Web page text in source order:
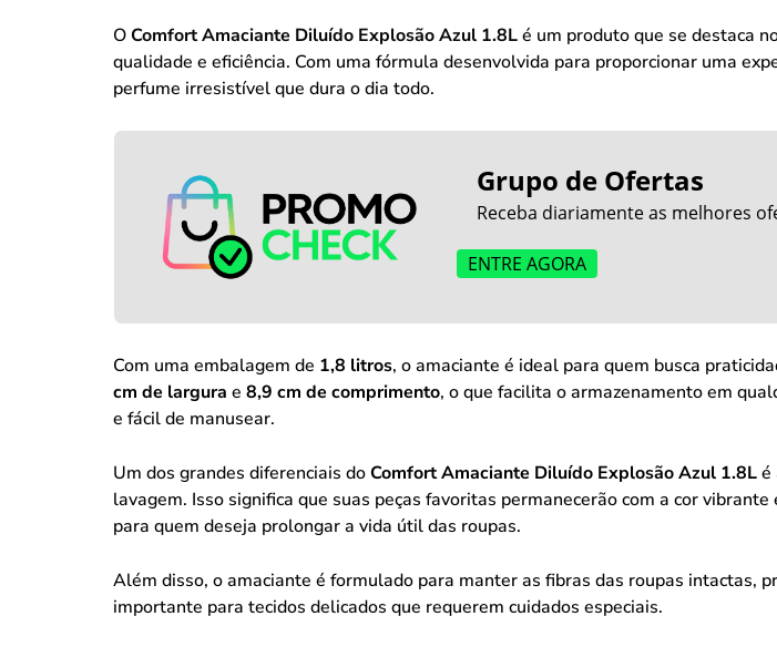
OComfort Amaciante Diluído Explosão Azul 1.8Lé um produto que se destaca
qualidade e eficiência. Com uma fórmula desenvolvida para proporcionar uma
perfume irresistível que dura o dia todo.
Grupo de Ofertas
Receba diariamente as melhores
ENTRE AGORA
Com uma embalagem de 1,8 litros, o amaciante é ideal para quem busca
cm de largura e 8,9 cm de comprimento, o que facilita o armazenamento em
e fácil de manusear.
Um dos grandes diferenciais doComfort Amaciante Diluído Explosão Azul 1.8Lé
lavagem. Isso significa que suas peças favoritas permanecerão com a cor
para quem deseja prolongar a vida útil das roupas.
Além disso, o amaciante é formulado para manter as fibras das roupas intactas,
importante para tecidos delicados que requerem cuidados especiais.